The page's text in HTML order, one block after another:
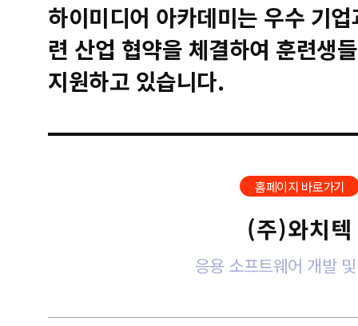
하이미디어 아카데미는 우수 기
련 산업 협약을 체결하여 훈련생
지원하고 있습니다.
홈페이지 바로가기
(주)와치텍
응용 소프트웨어 개발